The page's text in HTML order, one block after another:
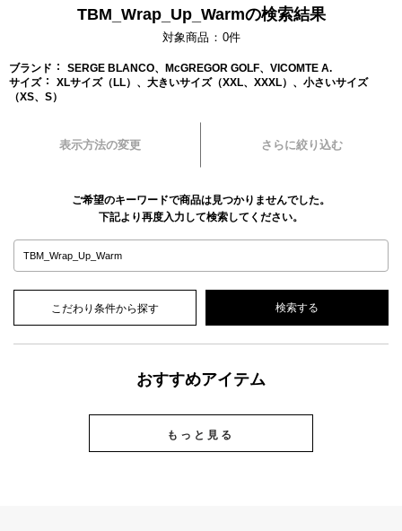
TBM_Wrap_Up_Warmの検索結果
対象商品 0件
ブランド
SERGE BLANCO、McGREGOR GOLF、VICOMTE A.
サイズ
XLサイズ（LL）、大きいサイズ（XXL、XXXL）、小さいサイズ
（XS、S）
表示方法の変更 さらに絞り込む
ご希望のキーワードで商品は見つかりませんでした。
下記より再度入力して検索してください。
こだわり条件から探す
おすすめアイテム
もっと見る